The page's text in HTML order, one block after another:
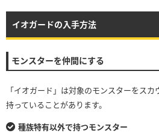
イオガードの入手方法
モンスターを仲間にする
「イオガード」は対象のモンスターをス
持っていることがあります。
種族特有以外で持つモンスター